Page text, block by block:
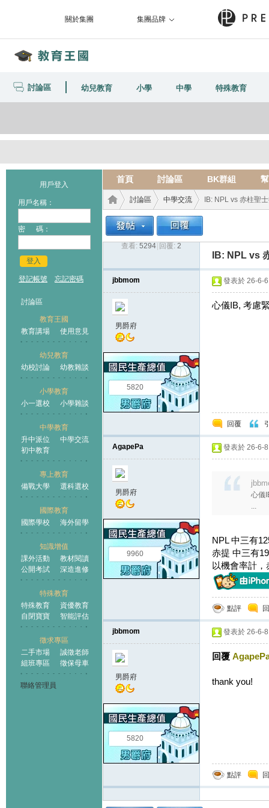
關於集團 集團品牌
討論區 幼兒教育 小學 中學 特殊教育
用戶登入
用戶名稱：
密 碼：
登入
登記帳號 忘記密碼
討論區
教育王國
教育講場
使用意見
幼兒教育
幼校討論
幼教雜談
小學教育
小一選校
小學雜談
中學教育
升中派位
中學交流
初中教育
專上教育
備戰大學
選科選校
國際教育
國際學校
海外留學
知識增值
課外活動
教材閱讀
公開考試
深造進修
特殊教育
特殊教育
資優教育
自閉寶寶
智能評估
徵求專區
二手市場
誠徵老師
組班專區
徵保母車
聯絡管理員
首頁 討論區 BK群組
王國
討論區 中學交流 IB: NPL vs 赤柱聖
查看: 5294 回覆: 2
IB: NPL vs
jbbmom
男爵府
5820
發表於 26-6-
心儀IB, 考慮
回覆
AgapePa
男爵府
9960
發表於 26-6-
心儀
...
NPL 中三有
赤提 中三有
以機會率計
點評
jbbmom
男爵府
5820
發表於 26-6-
回覆
thank you!
點評